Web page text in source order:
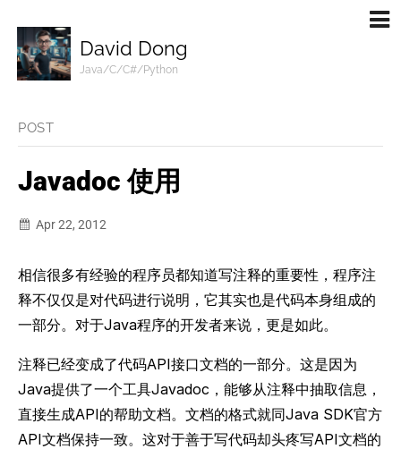
David Dong
Java/C/C#/Python
POST
Javadoc 使用
Apr 22, 2012
相信很多有经验的程序员都知道写注释的重要性，程序注
释不仅仅是对代码进行说明，它其实也是代码本身组成的
一部分。对于Java程序的开发者来说，更是如此。
注释已经变成了代码API接口文档的一部分。这是因为
Java提供了一个工具Javadoc，能够从注释中抽取信息，
直接生成API的帮助文档。文档的格式就同Java SDK官方
API文档保持一致。这对于善于写代码却头疼写API文档的